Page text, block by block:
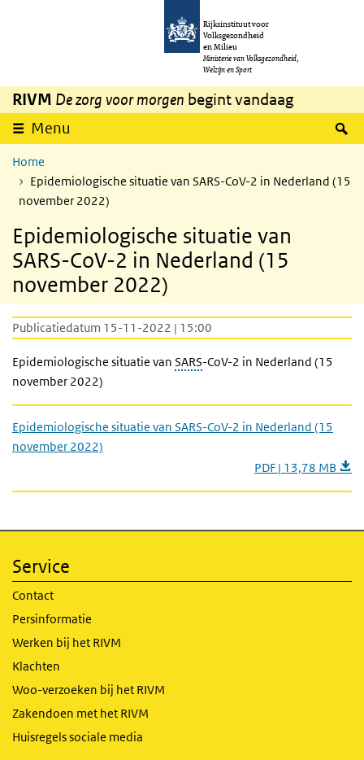
Overslaan en naar de inhoud gaan
Rijksinstituut voor
Volksgezondheid
en Milieu
Ministerie van Volksgezondheid,
Welzijn en Sport
RIVM De zorg voor morgen begint vandaag
Menu
Home
Epidemiologische situatie van SARS-CoV-2 in Nederland (15
november 2022)
Epidemiologische situatie van
SARS-CoV-2 in Nederland (15
november 2022)
Publicatiedatum 15-11-2022 | 15:00
Epidemiologische situatie van SARS-CoV-2 in Nederland (15
november 2022)
Epidemiologische situatie van SARS-CoV-2 in Nederland (15
november 2022)
PDF | 13,78 MB
Service
Contact
Persinformatie
Werken bij het RIVM
Klachten
Woo-verzoeken bij het RIVM
Zakendoen met het RIVM
Huisregels sociale media